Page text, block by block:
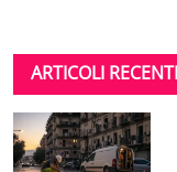
ARTICOLI RECENTI